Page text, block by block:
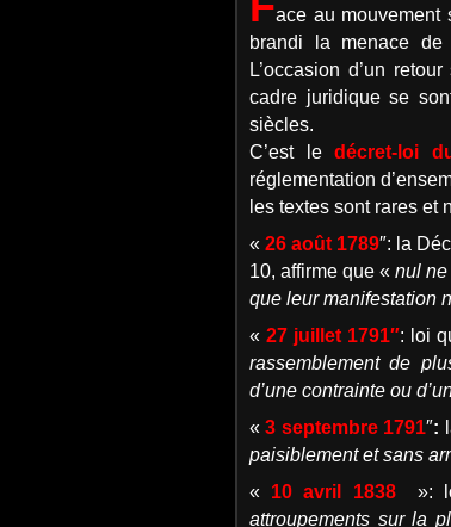
ace au mouvement
brandi la menace de
L’occasion d’un
cadre juridique se
siècles.
C’est le
décret-loi
réglementation
les textes sont rares et
« 26 août 1789″: la
10, affirme que « nul
que leur manifestation
« 27 juillet 1791″: loi
rassemblement de
d’une contrainte ou
« 3 septembre 1791″:
paisiblement et sans
«
10 avril 1838 »:
attroupements sur la